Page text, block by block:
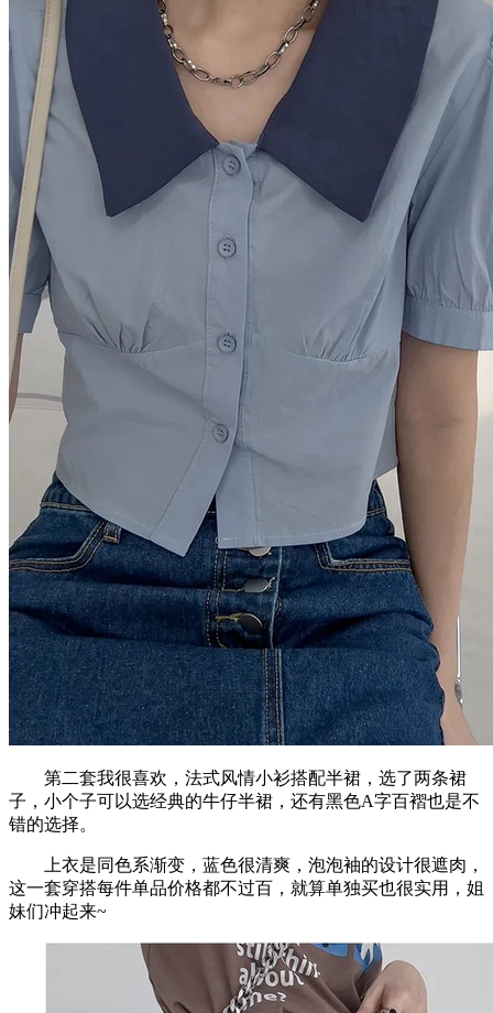
第二套我很喜欢，法式风情小衫搭配半裙，选了两条裙
子，小个子可以选经典的牛仔半裙，还有黑色A字百褶也是不
错的选择。
上衣是同色系渐变，蓝色很清爽，泡泡袖的设计很遮肉，
这一套穿搭每件单品价格都不过百，就算单独买也很实用，姐
妹们冲起来~